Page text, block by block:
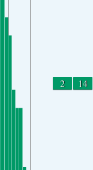
2 14